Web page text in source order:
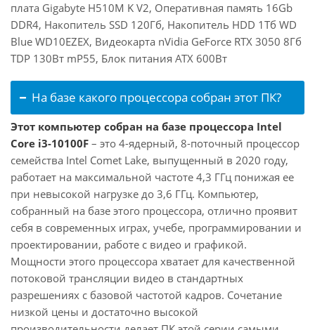
плата Gigabyte H510M K V2, Оперативная память 16Gb
DDR4, Накопитель SSD 120Гб, Накопитель HDD 1Тб WD
Blue WD10EZEX, Видеокарта nVidia GeForce RTX 3050 8Гб
TDP 130Вт mP55, Блок питания ATX 600Вт
На базе какого процессора собран этот ПК?
Этот компьютер собран на базе процессора Intel
Core i3-10100F – это 4-ядерный, 8-поточный процессор
семейства Intel Comet Lake, выпущенный в 2020 году,
работает на максимальной частоте 4,3 ГГц понижая ее
при невысокой нагрузке до 3,6 ГГц. Компьютер,
собранный на базе этого процессора, отлично проявит
себя в современных играх, учебе, программировании и
проектировании, работе с видео и графикой.
Мощности этого процессора хватает для качественной
потоковой трансляции видео в стандартных
разрешениях с базовой частотой кадров. Сочетание
низкой цены и достаточно высокой